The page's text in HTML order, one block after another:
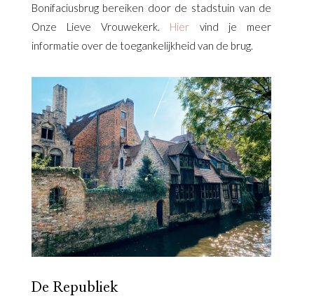
Bonifaciusbrug bereiken door de stadstuin van de
Onze Lieve Vrouwekerk. Hier vind je meer
informatie over de toegankelijkheid van de brug.
De Republiek